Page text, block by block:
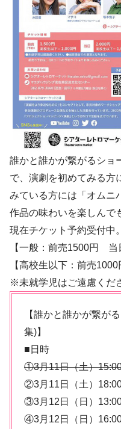
誰かと誰かが繋がるショ
で、演劇を初めてみる方
みている方には「オムニ
作品の味わいを楽しんで
現在チケット予約受付中。
【一般：前売1500円 当
【高校生以下：前売
※未就学児はご遠慮くだ
【誰かと誰かが繋が
集)】
■日時
①3月11日（土）
②3月11日（土）
③3月12日（日）
④3月12日（日）